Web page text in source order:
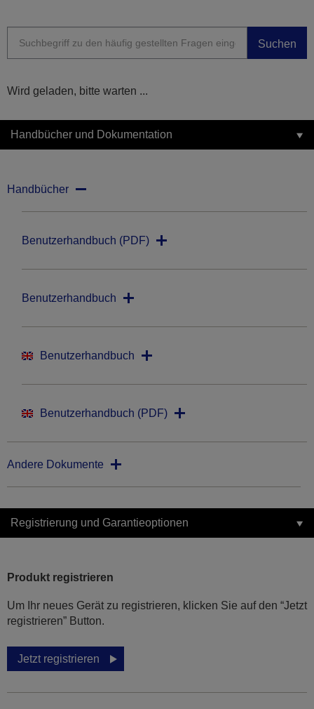
Suchen
Wird geladen, bitte warten ...
Handbücher und Dokumentation
Handbücher
Benutzerhandbuch (PDF)
Benutzerhandbuch
Benutzerhandbuch
Benutzerhandbuch (PDF)
Andere Dokumente
Registrierung und Garantieoptionen
Produkt registrieren
Um Ihr neues Gerät zu registrieren, klicken Sie auf den “Jetzt
registrieren” Button.
Jetzt registrieren